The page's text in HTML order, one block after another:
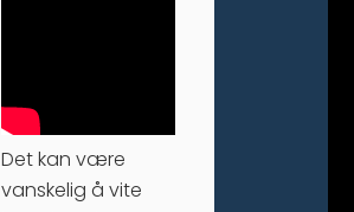
Det kan være
vanskelig å vite